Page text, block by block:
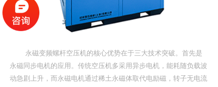
永磁变频螺杆空压机的核心优势在于三大技术突破。首先是
永磁同步电机的应用。传统空压机多采用异步电机，能耗随负载波
动急剧上升，而永磁电机通过稀土永磁体取代电励磁，转子无电流